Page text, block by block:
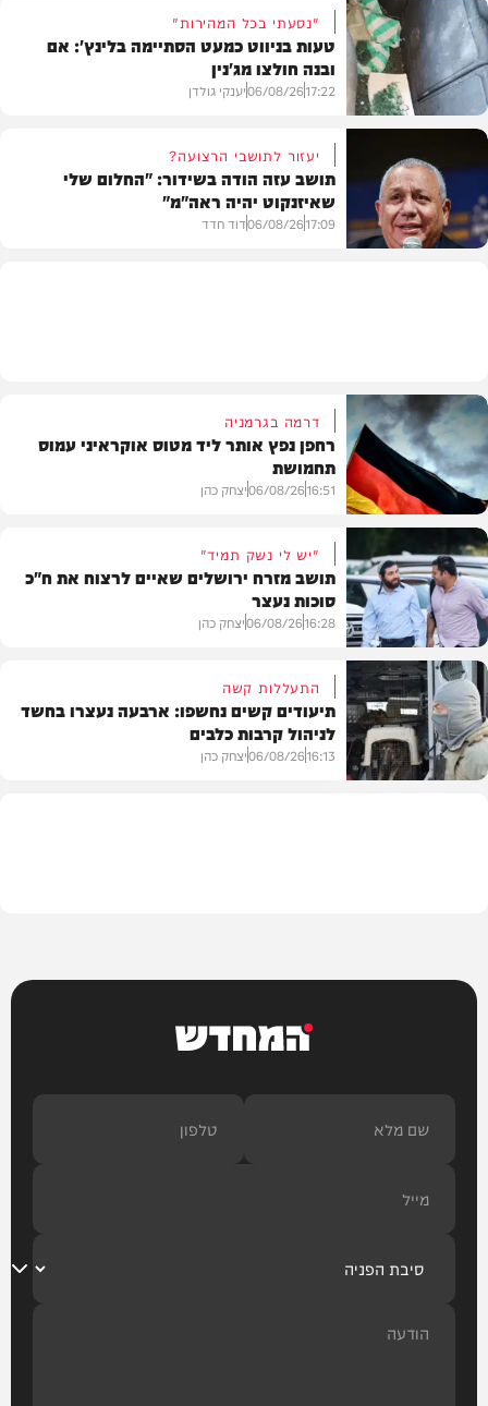
צבא וביטחון
צבא וביטחון
"נסעתי בכל המהירות"
טעות בניווט כמעט הסתיימה בלינץ': אם
ובנה חולצו מג'נין
17:22
06/08/26יענקי גולדן
יעזור לתושבי הרצועה?
תושב עזה הודה בשידור: "החלום שלי
שאיזנקוט יהיה ראה"מ"
17:09
06/08/26דוד חדד
בעולם
דרמה בגרמניה
רחפן נפץ אותר ליד מטוס אוקראיני עמוס
תחמושת
16:51
06/08/26יצחק כהן
משטרה
"יש לי נשק תמיד"
תושב מזרח ירושלים שאיים לרצוח את ח"כ
סוכות נעצר
16:28
06/08/26יצחק כהן
התעללות קשה
תיעודים קשים נחשפו: ארבעה נעצרו בחשד
לניהול קרבות כלבים
16:13
06/08/26יצחק כהן
המחדש